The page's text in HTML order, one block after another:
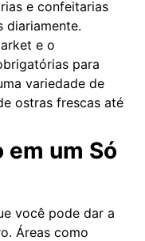
e confeitarias
diariamente.
e o
para
variedade de
ostras frescas até
em um Só
você pode dar a
Áreas como